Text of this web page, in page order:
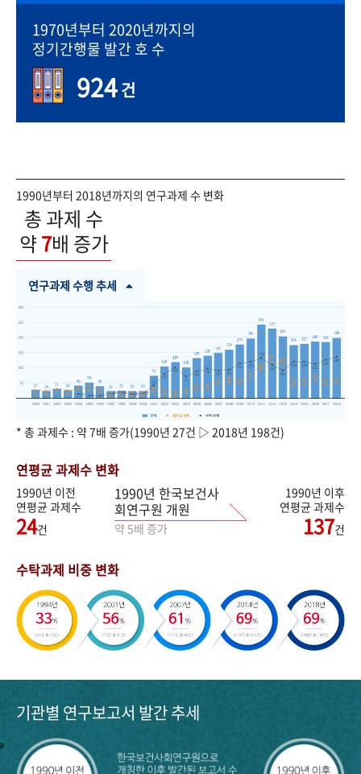
1970년부터 2020년까지의
정기간행물 발간 호 수
924건
1990년부터 2018년까지의 연구과제 수 변화
총 과제 수
약7배 증가
연구과제 수행 추세
* 총 과제수 : 약 7배 증가(1990년 27건 ▷ 2018년 198건)
연평균 과제수 변화
1990년 이전
연평균 과제수
24건
1990년 한국보건사
회연구원 개원
약 5배 증가
1990년 이후
연평균 과제수
137건
수탁과제 비중 변화
기관별 연구보고서 발간 추세